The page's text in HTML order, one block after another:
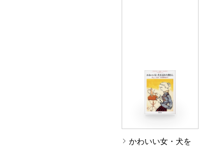
かわいい女・犬を